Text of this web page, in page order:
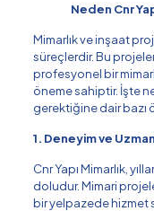
Neden Cnr
Mimarlık ve inşaat
süreçlerdir. Bu
profesyonel bir
öneme sahiptir. İşte
gerektiğine dair bazı
1. Deneyim ve
Cnr Yapı Mimarlık,
doludur. Mimari
bir yelpazede hizmet